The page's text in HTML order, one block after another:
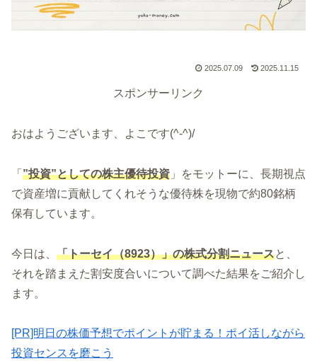
2025.07.09 2025.11.15
スポンサーリンク
おはようございます、よこです(^-^)/
「 ”投資”としての株主優待投資 」をモットーに、長期視点
で資産増に貢献してくれそうな優待株を現物で約80銘柄
保有しています。
今日は、 「トーセイ（8923）」の株式分割ニュースと、
それを踏まえた割安度合いについて調べた結果をご紹介し
ます。
[PR]明日の株価予想でポイントが貯まる！ポイ活しながら
投資センスを磨こう